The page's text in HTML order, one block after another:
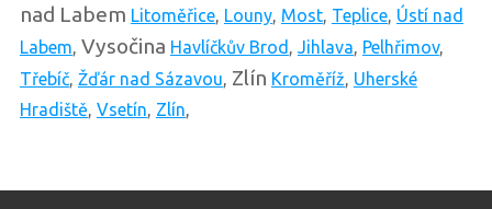
nad Labem Litoměřice, Louny, Most, Teplice, Ústí nad
Labem, Vysočina Havlíčkův Brod , Jihlava, Pelhřimov,
Třebíč, Žďár nad Sázavou, Zlín Kroměříž, Uherské
Hradiště, Vsetín, Zlín,